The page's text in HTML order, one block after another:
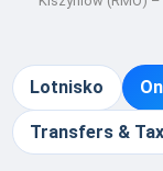
Lotnisko
Transfers &